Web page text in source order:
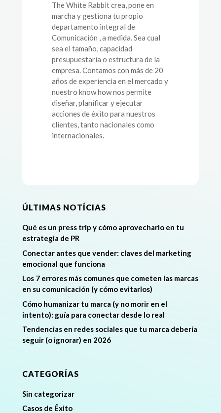
The White Rabbit crea, pone en
marcha y gestiona tu propio
departamento integral de
Comunicación , a medida. Sea cual
sea el tamaño, capacidad
presupuestaria o estructura de la
empresa. Contamos con más de 20
años de experiencia en el mercado y
nuestro know how nos permite
diseñar, planificar y ejecutar
acciones de éxito para nuestros
clientes, tanto nacionales como
internacionales.
ÚLTIMAS NOTÍCIAS
Qué es un press trip y cómo aprovecharlo en tu
estrategia de PR
Conectar antes que vender: claves del marketing
emocional que funciona
Los 7 errores más comunes que cometen las marcas
en su comunicación (y cómo evitarlos)
Cómo humanizar tu marca (y no morir en el
intento): guía para conectar desde lo real
Tendencias en redes sociales que tu marca debería
seguir (o ignorar) en 2026
CATEGORÍAS
Sin categorizar
Casos de Éxito